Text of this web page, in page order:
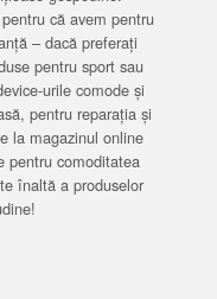
că avem pentru
– dacă preferați
pentru sport sau
urile comode și
pentru reparația și
la magazinul online
pentru comoditatea
înaltă a produselor